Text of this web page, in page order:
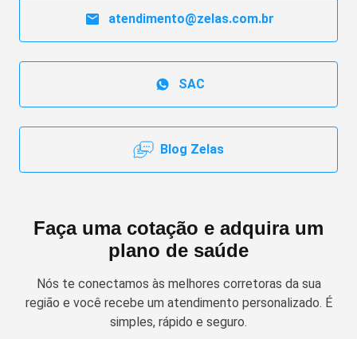
atendimento@zelas.com.br
SAC
Blog Zelas
Faça uma cotação e adquira um
plano de saúde
Nós te conectamos às melhores corretoras da sua
região e você recebe um atendimento personalizado. É
simples, rápido e seguro.